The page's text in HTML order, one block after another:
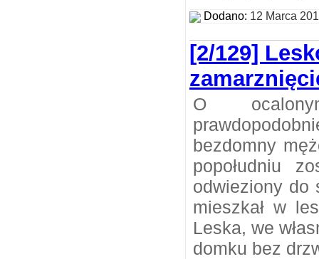
Dodano: 12 Marca
[2/129]
O
bezdomny
popołudniu
odwieziony do
mieszkał w
Leska, we
domku bez